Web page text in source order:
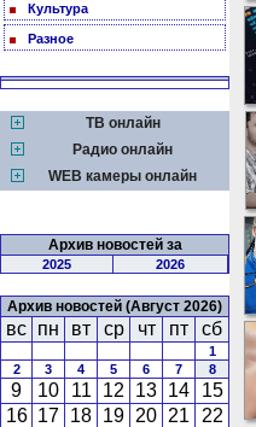
Культура
Разное
ТВ онлайн
Радио онлайн
WEB камеры онлайн
Архив новостей за
2025 2026
Архив новостей (Август 2026)
вс пн вт ср чт пт сб
1
2
3 4 5 6 7 8
9 10 11 12 13 14
15
16 17 18 19 20 21
22